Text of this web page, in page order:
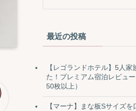
最近の投稿
【レゴランドホテル】5人家
た！プレミアム宿泊レビュ
50枚以上）
【マーナ】まな板Sサイズを